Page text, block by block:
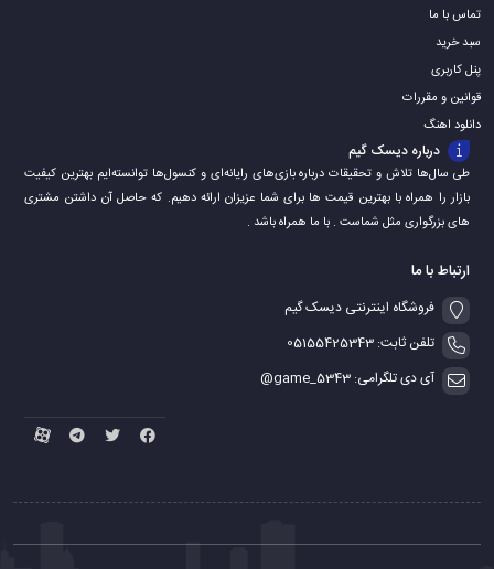
تماس با ما
سبد خرید
پنل کاربری
قوانین و مقررات
دانلود اهنگ
درباره دیسک گیم
طی سال‌ها تلاش و تحقیقات درباره بازی‌های رایانه‌ای و کنسول‌ها توانسته‌ایم بهترین کیفیت
بازار را همراه با بهترین قیمت ها برای شما عزیزان ارائه دهیم. که حاصل آن داشتن مشتری
های بزرگواری مثل شماست . با ما همراه باشد .
ارتباط با ما
فروشگاه اینترنتی دیسک گیم
تلفن ثابت: 05155425343
آی دی تلگرامی: game_5343@